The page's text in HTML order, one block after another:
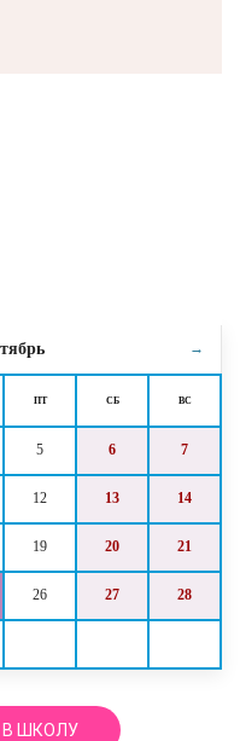
→
ПТ СБ ВС
5 6 7
12 13 14
19 20 21
26 27 28
В ШКОЛУ